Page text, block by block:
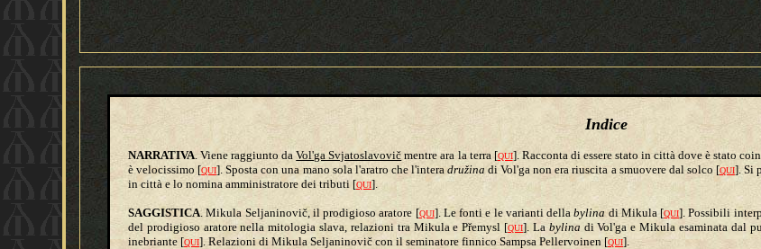
Indice
NARRATIVA. Viene raggiunto daVol'ga Svjatoslavovič mentre ara la terra [QUI]. Racconta di essere stato in città dove è stato
è velocissimo [QUI]. Sposta con una mano sola l'aratro che l'interadružina di Vol'ga non era riuscita a smuovere dal solco [QUI]. Si
in città e lo nomina amministratore dei tributi [QUI].
SAGGISTICA.Mikula Seljaninovič, il prodigioso aratore [QUI]. Le fonti e le varianti dellabylinadi Mikula [QUI]. Possibili
del prodigioso aratore nella mitologia slava, relazioni tra Mikula e Přemysl [QUI]. Labylina di Vol'ga e Mikula esaminata dal
inebriante [QUI]. Relazioni di Mikula Seljaninovič con il seminatore finnicoSampsa Pellervoinen [QUI].